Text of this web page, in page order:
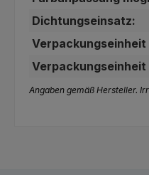
Dichtungseinsatz:
Verpackungseinheit
Verpackungseinheit
Angaben gemäß Hersteller.